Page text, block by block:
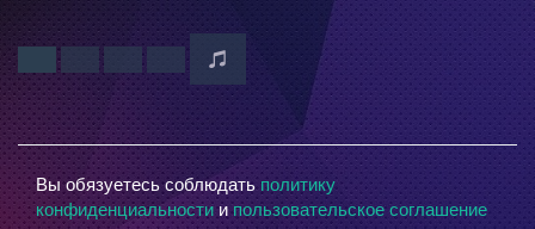
Вы обязуетесь соблюдатьполитику
конфиденциальностиипользовательское соглашение